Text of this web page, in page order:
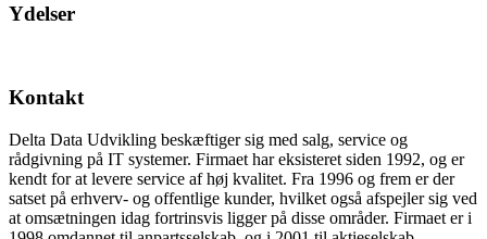
Ydelser
Kontakt
Delta Data Udvikling beskæftiger sig med salg, service og
rådgivning på IT systemer. Firmaet har eksisteret siden 1992, og er
kendt for at levere service af høj kvalitet. Fra 1996 og frem er der
satset på erhverv- og offentlige kunder, hvilket også afspejler sig ved
at omsætningen idag fortrinsvis ligger på disse områder. Firmaet er i